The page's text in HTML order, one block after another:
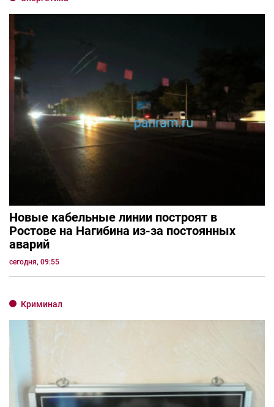
Новые кабельные линии построят в
Ростове на Нагибина из-за постоянных
аварий
сегодня, 09:55
Криминал